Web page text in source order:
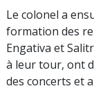
Le colonel a
formation des
Engativa et
à leur tour, ont
des concerts et